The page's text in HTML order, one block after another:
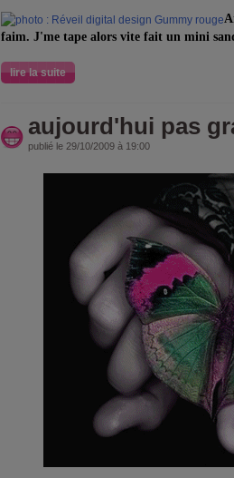
faim. J'me tape alors vite fait un mini
lire la suite
aujourd'hui pas
publié le 29/10/2009 à 19:00